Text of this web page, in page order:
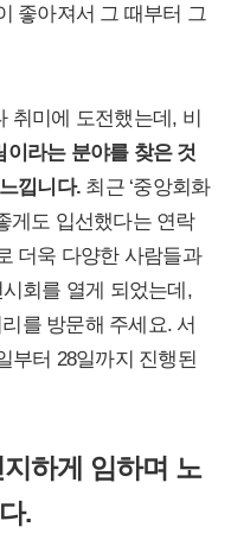
좋아져서 그 때부터 그
취미에 도전했는데, 비
라는 분야를 찾은 것
낍니다. 최근 ‘중앙회화
게도 입선했다는 연락
더욱 다양한 사람들과
회를 열게 되었는데,
를 방문해 주세요. 서
부터 28일까지 진행된
하게 임하며 노
.